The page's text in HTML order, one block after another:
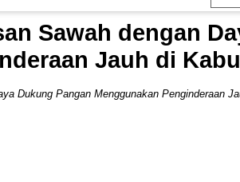
Sawah dengan
Jauh di
Dukung Pangan Menggunakan Penginderaan